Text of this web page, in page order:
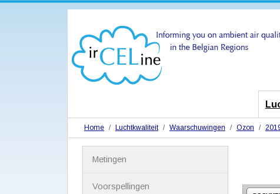
Home Luchtkwaliteit Waarschuwingen Ozon
Metingen
Voorspellingen